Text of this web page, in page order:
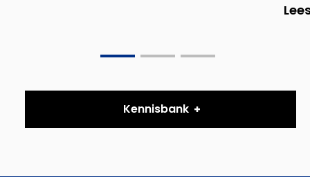
Go
Go
1
Go
2
Kennisbank